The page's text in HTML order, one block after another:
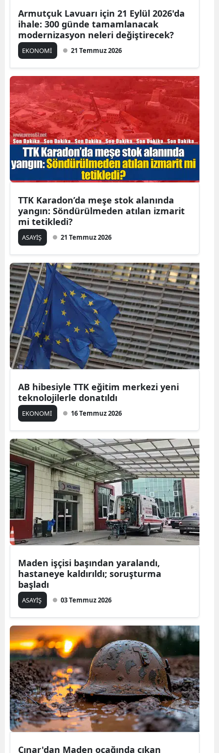
Armutçuk Lavuarı için 21 Eylül 2026'da
ihale: 300 günde tamamlanacak
modernizasyon neleri değiştirecek?
EKONOMİ 21 Temmuz 2026
TTK Karadon’da meşe stok alanında
yangın: Söndürülmeden atılan izmarit
mi tetikledi?
ASAYİŞ 21 Temmuz 2026
AB hibesiyle TTK eğitim merkezi yeni
teknolojilerle donatıldı
EKONOMİ 16 Temmuz 2026
Maden işçisi başından yaralandı,
hastaneye kaldırıldı; soruşturma
başladı
ASAYİŞ 03 Temmuz 2026
Çınar'dan Maden ocağında çıkan